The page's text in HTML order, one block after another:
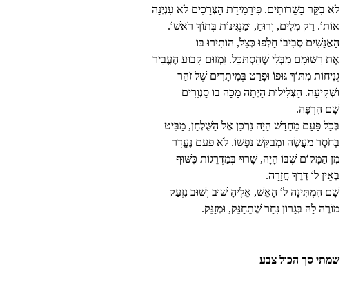
לֹא בִּקֵּר בַּשֵּׁרוּתִים. פִּירַמִידַת הַצְּרָכִים לֹא עִנְיְנָה
אוֹתוֹ. רַק מִלִּים, וְרוּחַ, וּמַנְגִּינוֹת בְּתוֹךְ רֹאשׁוֹ.
הָאֲנָשִׁים סְבִיבוֹ חָלְפוּ כְּצֵל, הוֹתִירוּ בּוֹ
אֶת רִשּׁוּמָם מִבְּלִי שֶׁהִסְתַּכֵּל. זִמְזוּם קָבוּעַ הֶעֱבִיר
גְנִיחוֹת מִתּוֹךְ גּוּפוֹ וּפָרַט בְּמֵיתָרִים שֶׁל זֹהַר
וּשְׁקִיעָה. הַצְּלִילוּת הָיְתָה מַכָּה בּוֹ סַנְוֵרִים
שָׁם הִרְפָּה.
בְּכָל פַּעַם מֵחָדָשׁ הָיָה נִרְכָּן אֶל הַשֻּׁלְחָן, מַבִּיט
בְּחֹסֶר מַעֲשֶׂה וּמְבַקֵּשׁ נַפְשׁוֹ. לֹא פַּעַם נֶעֱדָר
מִן הַמָּקוֹם שֶׁבּוֹ הָיָה, שָׁרוּי בְּמַדְרֵגוֹת כִּשּׁוּף
בְּאֵין לוֹ דֶּרֶךְ חֲזָרָה.
שָׁם הִמְתִּינָה לוֹ הָאֵשׁ, אֵלֶיהָ שׁוּב וְשׁוּב נִזְעַק
מוֹרֶה לָהּ בְּגָרוֹן נִחַר שֶׁתֵחַנֵּק, וּמְזַנֵּק.
שמתי סך הכול צבע